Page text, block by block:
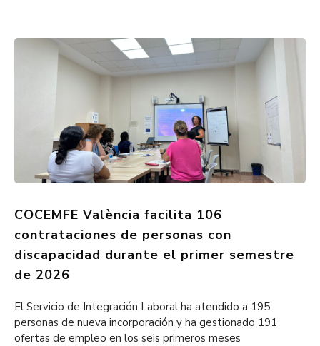
COCEMFE València facilita 106
contrataciones de personas con
discapacidad durante el primer semestre
de 2026
El Servicio de Integración Laboral ha atendido a 195
personas de nueva incorporación y ha gestionado 191
ofertas de empleo en los seis primeros meses